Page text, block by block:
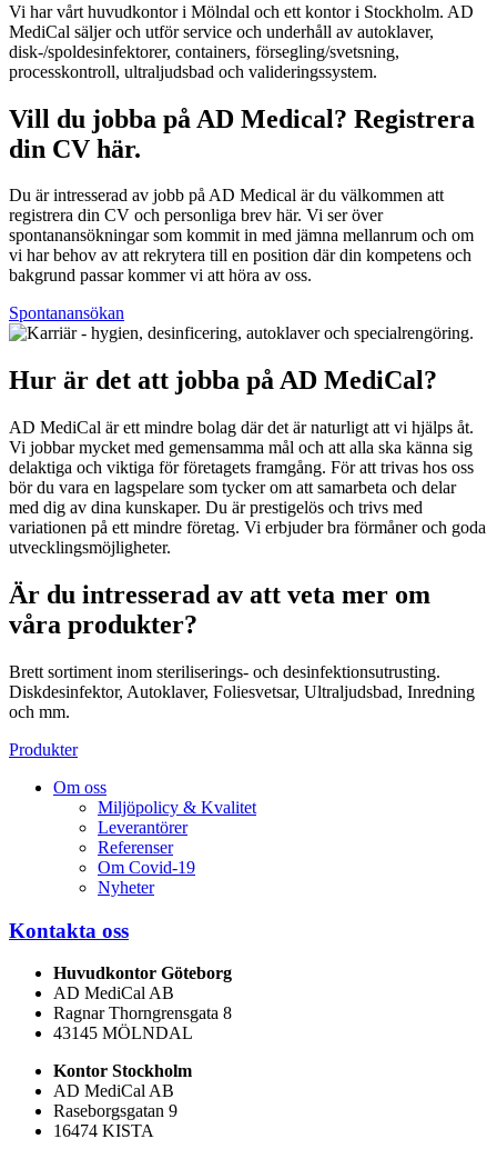
Vi har vårt huvudkontor i Mölndal och ett kontor i Stockholm. AD
MediCal säljer och utför service och underhåll av autoklaver,
disk-/spoldesinfektorer, containers, försegling/svetsning,
processkontroll, ultraljudsbad och valideringssystem.
Vill du jobba på AD Medical? Registrera
din CV här.
Du är intresserad av jobb på AD Medical är du välkommen att
registrera din CV och personliga brev här. Vi ser över
spontanansökningar som kommit in med jämna mellanrum och om
vi har behov av att rekrytera till en position där din kompetens och
bakgrund passar kommer vi att höra av oss.
Spontanansökan
Hur är det att jobba på AD MediCal?
AD MediCal är ett mindre bolag där det är naturligt att vi hjälps åt.
Vi jobbar mycket med gemensamma mål och att alla ska känna sig
delaktiga och viktiga för företagets framgång. För att trivas hos oss
bör du vara en lagspelare som tycker om att samarbeta och delar
med dig av dina kunskaper. Du är prestigelös och trivs med
variationen på ett mindre företag. Vi erbjuder bra förmåner och goda
utvecklingsmöjligheter.
Är du intresserad av att veta mer om
våra produkter?
Brett sortiment inom steriliserings- och desinfektionsutrusting.
Diskdesinfektor, Autoklaver, Foliesvetsar, Ultraljudsbad, Inredning
och mm.
Produkter
Om oss
Miljöpolicy & Kvalitet
Leverantörer
Referenser
Om Covid-19
Nyheter
Kontakta oss
Huvudkontor Göteborg
AD MediCal AB
Ragnar Thorngrensgata 8
43145 MÖLNDAL
Kontor Stockholm
AD MediCal AB
Raseborgsgatan 9
16474 KISTA